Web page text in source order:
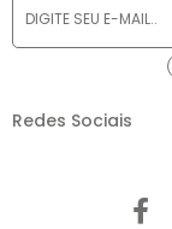
Redes Sociais